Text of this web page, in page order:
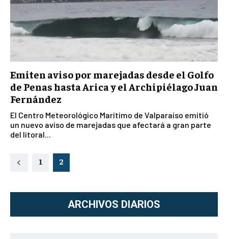
Emiten aviso por marejadas desde el Golfo
de Penas hasta Arica y el Archipiélago Juan
Fernández
El Centro Meteorológico Marítimo de Valparaíso emitió
un nuevo aviso de marejadas que afectará a gran parte
del litoral...
1 2
ARCHIVOS DIARIOS